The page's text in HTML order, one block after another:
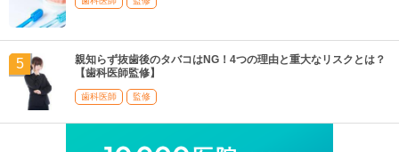
親知らず抜歯後のタバコはNG！4つの理由と重大なリスクとは？
【歯科医師監修】
歯科医師 監修